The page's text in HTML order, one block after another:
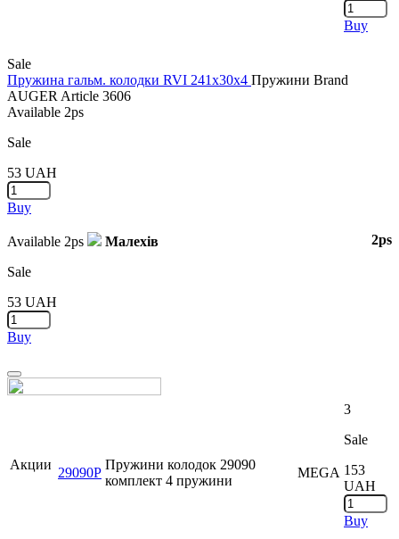
Buy
Sale
Пружина гальм. колодки RVI 241x30x4 Пружини Brand
AUGER Article 3606
Available 2ps
Sale
53 UAH
Buy
Available 2ps Малехів 2ps
Sale
53 UAH
Buy
Close
Акции
29090P
Пружини колодок 29090
комплект 4 пружини
MEGA
3
Sale
153
UAH
Buy